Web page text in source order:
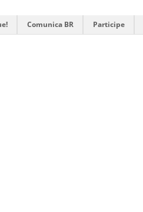
Comunica BR Participe